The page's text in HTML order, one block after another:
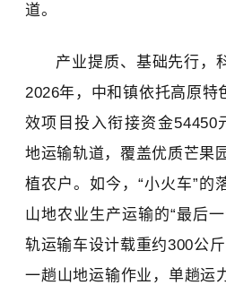
道。
产业提质、基础先行，
2026年，中和镇依托高原特
效项目投入衔接资金54450
地运输轨道，覆盖优质芒果
植农户。如今，“小火车”的
山地农业生产运输的“最后
轨运输车设计载重约300公
一趟山地运输作业，单趟运